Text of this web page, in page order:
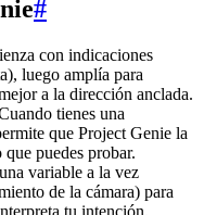
#
con indicaciones
luego amplía para
a la dirección anclada.
tienes una
que Project Genie la
puedes probar.
variable a la vez
de la cámara) para
tu intención.